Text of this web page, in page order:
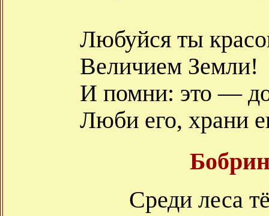
Любуйся ты
Величием Земли!
И помни: это —
Люби его, храни
Среди леса